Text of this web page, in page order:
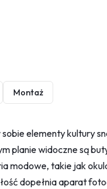
Montaż
elementy kultury
planie widoczne są
modowe, takie jak
dopełnia aparat